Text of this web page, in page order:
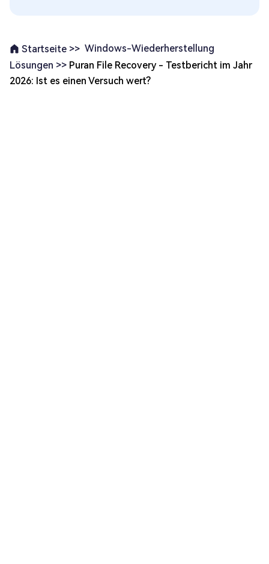
Startseite >> Windows-Wiederherstellung
Lösungen >> Puran File Recovery - Testbericht im Jahr
2026: Ist es einen Versuch wert?